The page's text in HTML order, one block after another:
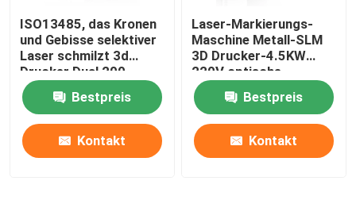
ISO13485, das Kronen
und Gebisse selektiver
Laser schmilzt 3d
Drucker Dual 200
herstellt
Bestpreis
Kontakt
Laser-Markierungs-
Maschine Metall-SLM
3D Drucker-4.5KW
220V optische
Bestpreis
Kontakt